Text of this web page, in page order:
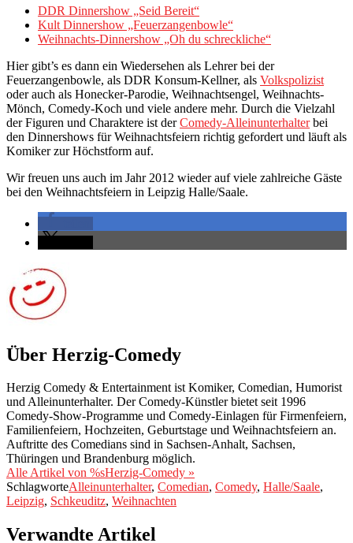
DDR Dinnershow „Seid Bereit“
Kult Dinnershow „Feuerzangenbowle“
Weihnachts-Dinnershow „Oh du schreckliche“
Hier gibt’s es dann ein Wiedersehen als Lehrer bei der
Feuerzangenbowle, als DDR Konsum-Kellner, als Volkspolizist
oder auch als Honecker-Parodie, Weihnachtsengel, Weihnachts-
Mönch, Comedy-Koch und viele andere mehr. Durch die Vielzahl
der Figuren und Charaktere ist derComedy-Alleinunterhalterbei
den Dinnershows für Weihnachtsfeiern richtig gefordert und läuft als
Komiker zur Höchstform auf.
Wir freuen uns auch im Jahr 2012 wieder auf viele zahlreiche Gäste
bei den Weihnachtsfeiern in Leipzig Halle/Saale.
Über Herzig-Comedy
Herzig Comedy & Entertainment ist Komiker, Comedian, Humorist
und Alleinunterhalter. Der Comedy-Künstler bietet seit 1996
Comedy-Show-Programme und Comedy-Einlagen für Firmenfeiern,
Familienfeiern, Hochzeiten, Geburtstage und Weihnachtsfeiern an.
Auftritte des Comedians sind in Sachsen-Anhalt, Sachsen,
Thüringen und Brandenburg möglich.
Alle Artikel von %sHerzig-Comedy »
SchlagworteAlleinunterhalter, Comedian, Comedy, Halle/Saale,
Leipzig, Schkeuditz, Weihnachten
Verwandte Artikel